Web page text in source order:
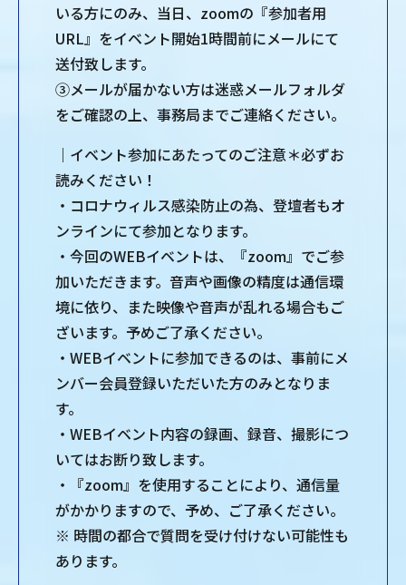
いる方にのみ、当日、zoomの『参加者用
URL』をイベント開始1時間前にメールにて
送付致します。
③メールが届かない方は迷惑メールフォルダ
をご確認の上、事務局までご連絡ください。
｜イベント参加にあたってのご注意＊必ずお
読みください！
・コロナウィルス感染防止の為、登壇者もオ
ンラインにて参加となります。
・今回のWEBイベントは、『zoom』でご参
加いただきます。音声や画像の精度は通信環
境に依り、また映像や音声が乱れる場合もご
ざいます。予めご了承ください。
・WEBイベントに参加できるのは、事前にメ
ンバー会員登録いただいた方のみとなりま
す。
・WEBイベント内容の録画、録音、撮影につ
いてはお断り致します。
・『zoom』を使用することにより、通信量
がかかりますので、予め、ご了承ください。
※ 時間の都合で質問を受け付けない可能性も
あります。